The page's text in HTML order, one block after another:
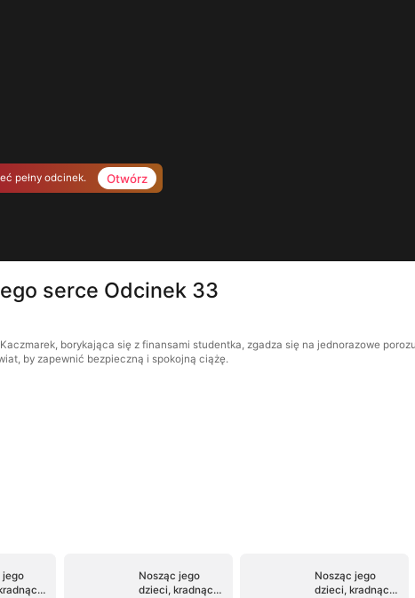
pełny odcinek. Otwórz
serce Odcinek 33
borykająca się z finansami studentka, zgadza się na jednorazowe
by zapewnić bezpieczną i spokojną ciążę.
jego
Nosząc jego
dzieci, kradnąc
Nosząc jego
dzieci, kradnąc